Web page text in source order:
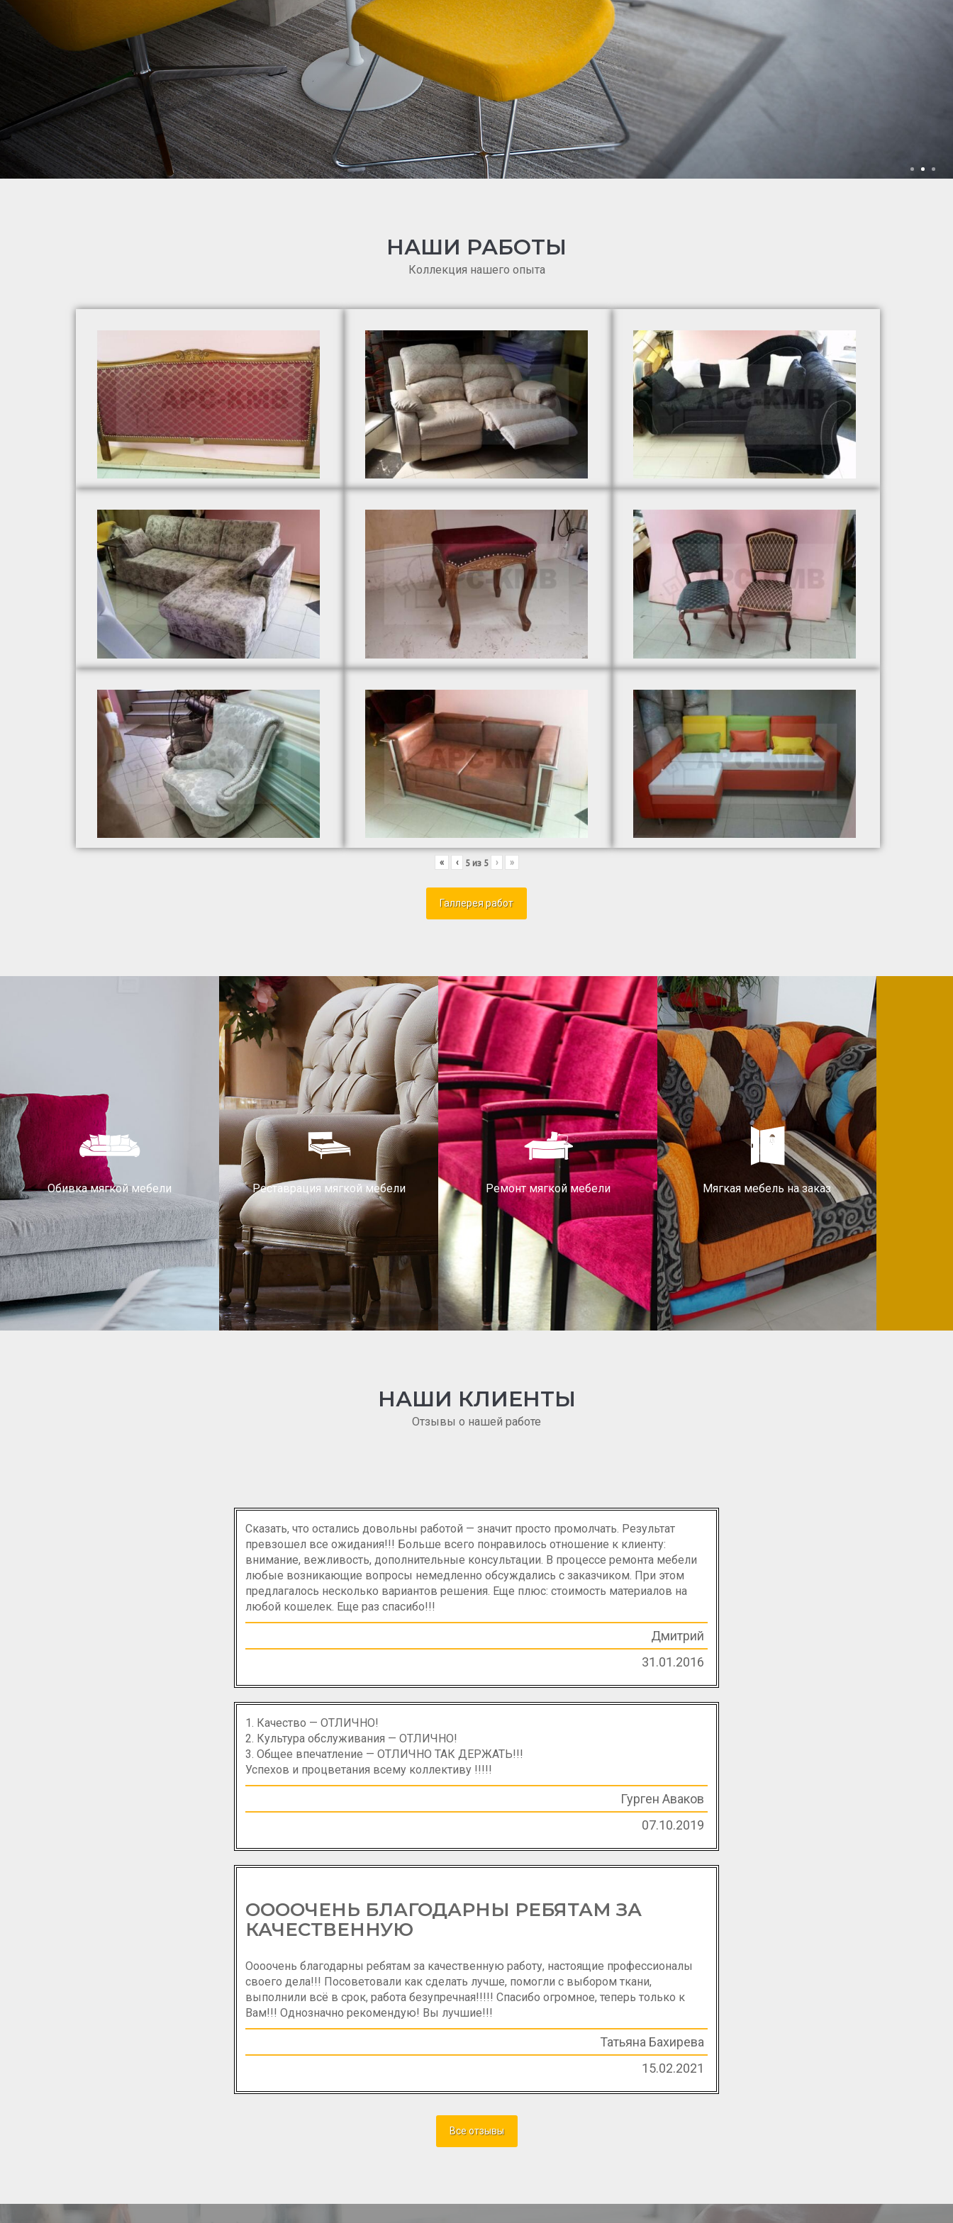
НАШИ РАБОТЫ
Коллекция нашего опыта
« ‹ 5из 5 › »
Галлерея работ
Обивка мягкой мебели Реставрация мягкой мебели Ремонт мягкой мебели Мягкая мебель на заказ
НАШИ КЛИЕНТЫ
Отзывы о нашей работе
Сказать, что остались довольны работой — значит просто промолчать. Результат
превзошел все ожидания!!! Больше всего понравилось отношение к клиенту:
внимание, вежливость, дополнительные консультации. В процессе ремонта мебели
любые возникающие вопросы немедленно обсуждались с заказчиком. При этом
предлагалось несколько вариантов решения. Еще плюс: стоимость материалов на
любой кошелек. Еще раз спасибо!!!
Дмитрий
31.01.2016
1. Качество — ОТЛИЧНО!
2. Культура обслуживания — ОТЛИЧНО!
3. Общее впечатление — ОТЛИЧНО ТАК ДЕРЖАТЬ!!!
Успехов и процветания всему коллективу !!!!!
Гурген Аваков
07.10.2019
ООООЧЕНЬ БЛАГОДАРНЫ РЕБЯТАМ ЗА
КАЧЕСТВЕННУЮ
Оооочень благодарны ребятам за качественную работу, настоящие профессионалы
своего дела!!! Посоветовали как сделать лучше, помогли с выбором ткани,
выполнили всё в срок, работа безупречная!!!!! Спасибо огромное, теперь только к
Вам!!! Однозначно рекомендую! Вы лучшие!!!
Татьяна Бахирева
15.02.2021
Все отзывы